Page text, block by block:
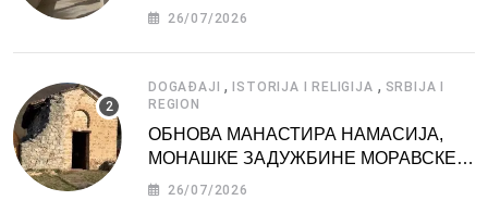
АТРАКЦИЈА
26/07/2026
DOGAĐAJI , ISTORIJA I RELIGIJA , SRBIJA I
REGION
ОБНОВА МАНАСТИРА НАМАСИЈА,
МОНАШКЕ ЗАДУЖБИНЕ МОРАВСКЕ
СРБИЈЕ
26/07/2026